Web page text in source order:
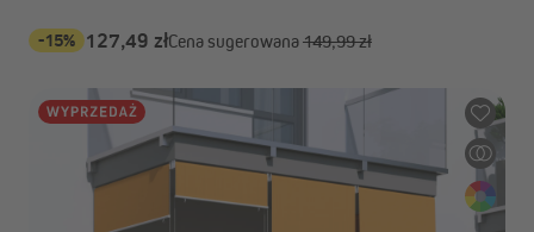
-15% 127,49 złCena sugerowana149,99 zł